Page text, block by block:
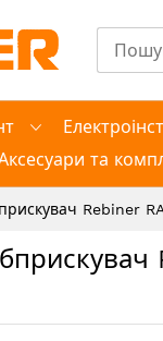
та
Rebiner